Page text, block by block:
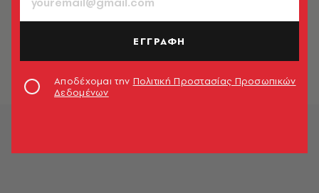
ΚΙΝΗΜΑΤΟΓΡΑΦΟΣ
Μπεν Άφλεκ και Ματ Ντέιμον ξανά
μαζί στην ταινία «RIP»
Newsroom
ΕΓΓΡΑΦΗ
Αποδέχομαι την Πολιτική Προστασίας Προσωπικών
Δεδομένων